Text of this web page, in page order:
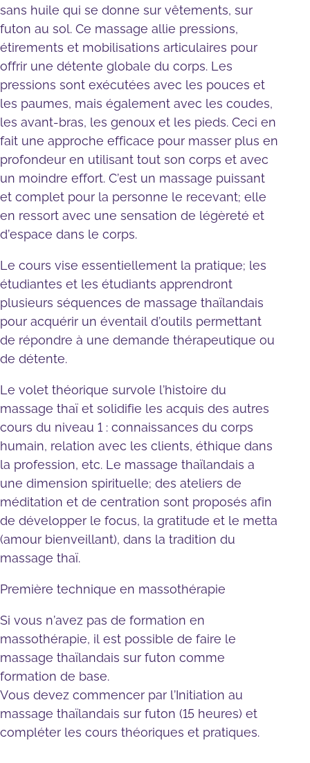
sans huile qui se donne sur vêtements, sur
futon au sol. Ce massage allie pressions,
étirements et mobilisations articulaires pour
offrir une détente globale du corps. Les
pressions sont exécutées avec les pouces et
les paumes, mais également avec les coudes,
les avant-bras, les genoux et les pieds. Ceci en
fait une approche efficace pour masser plus en
profondeur en utilisant tout son corps et avec
un moindre effort. C’est un massage puissant
et complet pour la personne le recevant; elle
en ressort avec une sensation de légèreté et
d’espace dans le corps.
Le cours vise essentiellement la pratique; les
étudiantes et les étudiants apprendront
plusieurs séquences de massage thaïlandais
pour acquérir un éventail d’outils permettant
de répondre à une demande thérapeutique ou
de détente.
Le volet théorique survole l’histoire du
massage thaï et solidifie les acquis des autres
cours du niveau 1 : connaissances du corps
humain, relation avec les clients, éthique dans
la profession, etc. Le massage thaïlandais a
une dimension spirituelle; des ateliers de
méditation et de centration sont proposés afin
de développer le focus, la gratitude et le metta
(amour bienveillant), dans la tradition du
massage thaï.
Première technique en massothérapie
Si vous n’avez pas de formation en
massothérapie, il est possible de faire le
massage thaïlandais sur futon comme
formation de base.
Vous devez commencer par l’Initiation au
massage thaïlandais sur futon (15 heures) et
compléter les cours théoriques et pratiques.